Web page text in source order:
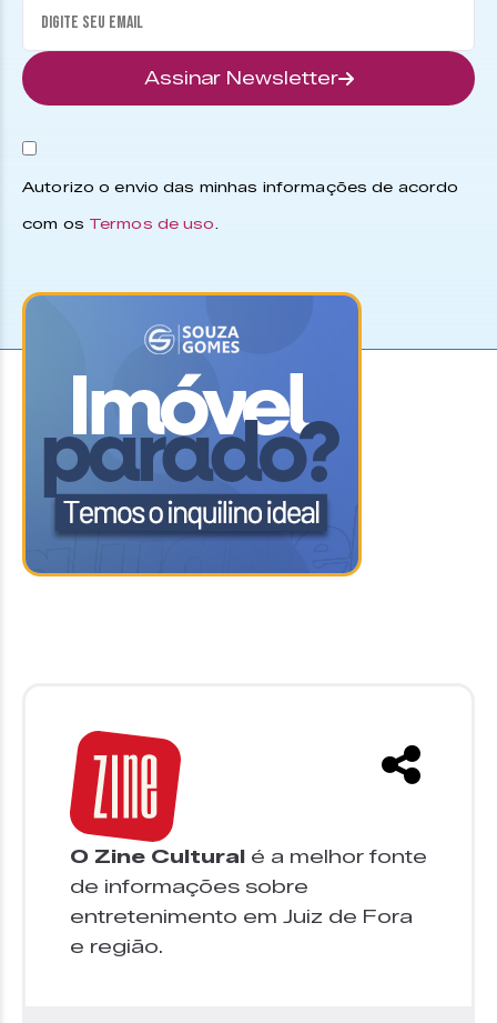
Assinar Newsletter
Autorizo o envio das minhas informações de acordo
com os Termos de uso.
O Zine Cultural é a melhor fonte
de informações sobre
entretenimento em Juiz de Fora
e região.